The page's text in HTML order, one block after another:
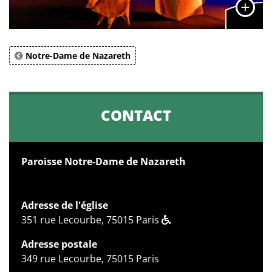
Notre-Dame de Nazareth
CONTACT
Paroisse Notre-Dame de Nazareth
Adresse de l'église
351 rue Lecourbe, 75015 Paris
Adresse postale
349 rue Lecourbe, 75015 Paris